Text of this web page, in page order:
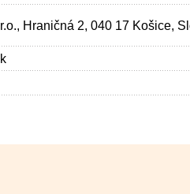
Hraničná 2, 040 17 Košice,